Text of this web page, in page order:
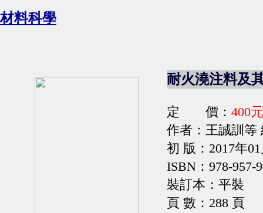
材料科學
耐火澆注料及
定 價： 400元
作者：王誠訓等
初 版：2017年
ISBN：978-957-
裝訂本：平裝
頁 數：288 頁